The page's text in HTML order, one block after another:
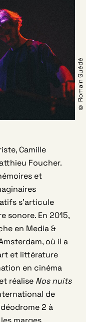
© Romain Guédé
Camille
Foucher.
et
s’articule
sonore. En 2015,
en Media &
où il a
et littérature
en cinéma
réalise Nos nuits
de
2 à